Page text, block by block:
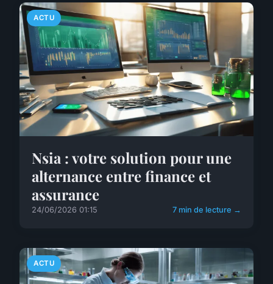
ACTU
Nsia : votre solution pour une
alternance entre finance et
assurance
24/06/2026 01:15 7 min de lecture →
ACTU